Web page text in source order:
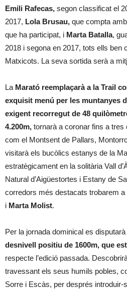
Emili Rafecas, segon classificat el
2017, Lola Brusau, que compta
que ha participat, i Marta Batalla,
2018 i segona en 2017, tots ells ben
Matxicots. La seva sortida serà a
La Marató reemplaçarà a la Trail
exquisit menú per les muntanyes
exigent recorregut de 48
4.200m, tornarà a coronar fins a
com el Montsent de Pallars,
visitarà els bucòlics estanys de la
estratègicament en la solitària Vall
Natural d’Aigüestortes i Estany de
corredors més destacats trobarem a
i Marta Molist.
Per la jornada dominical es disputarà
desnivell positiu de 1600m, que
respecte l’edició passada.
travessant els seus humils pobles,
Sorre i Escàs, per després introduir-